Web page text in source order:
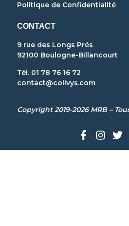
Politique de Confidentialité
CONTACT
9 rue des Longs Prés
92100 Boulogne-Billancourt
Tél. 01 78 76 16 72
contact@colivys.com
Copyright 2019-2026 MRB –